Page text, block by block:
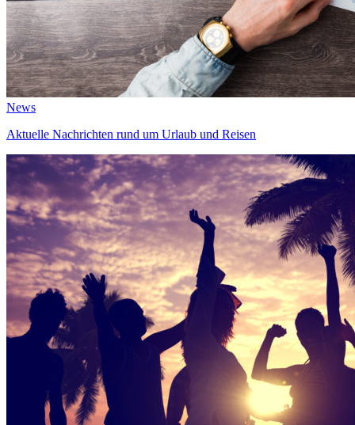
News
Aktuelle Nachrichten rund um Urlaub und Reisen